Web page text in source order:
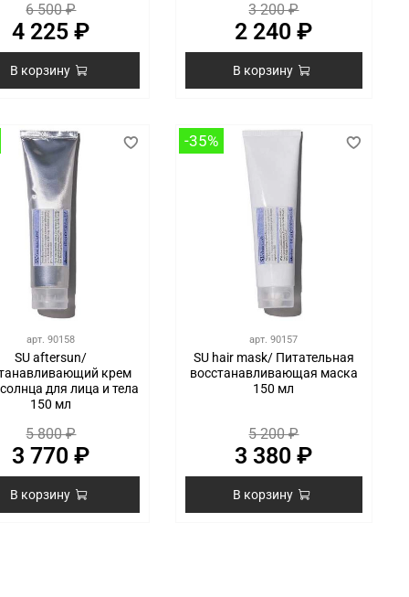
6 500 ₽
4 225 ₽
В корзину
3 200 ₽
2 240 ₽
В корзину
арт.90158
SU aftersun/
крем
для лица и тела
150 мл
5 800 ₽
3 770 ₽
В корзину
-35%
арт.90157
SU hair mask/ Питательная
восстанавливающая маска
150 мл
5 200 ₽
3 380 ₽
В корзину